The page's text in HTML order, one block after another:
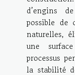
d’engins
possible de
naturelles,
une
processus
la stabilité